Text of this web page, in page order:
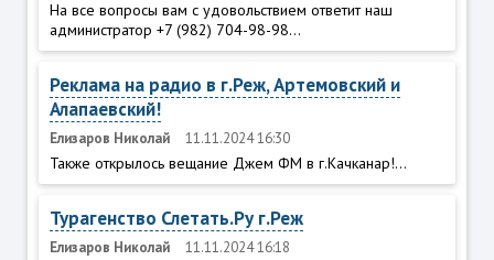
На все вопросы вам с удовольствием ответит наш
администратор +7 (982) 704-98-98...
Реклама на радио в г.Реж, Артемовский и
Алапаевский!
Елизаров Николай 11.11.2024 16:30
Также открылось вещание Джем ФМ в г.Качканар!...
Турагенство Слетать.Ру г.Реж
Елизаров Николай 11.11.2024 16:18